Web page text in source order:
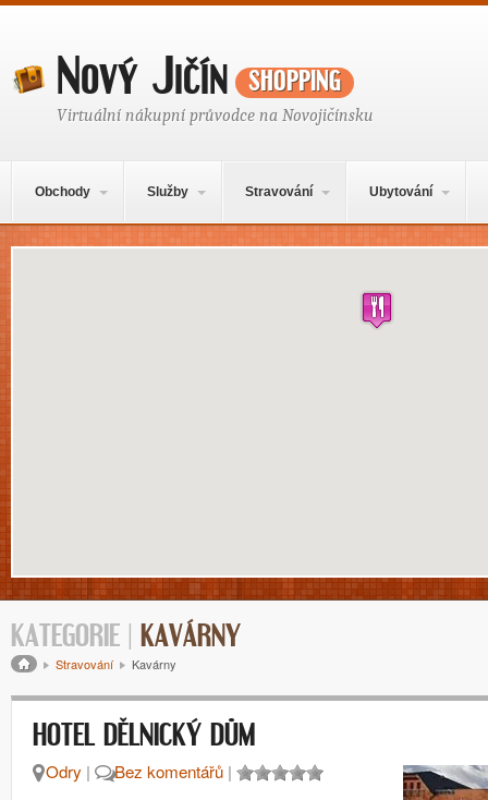
Nový Jičínshopping
Virtuální nákupní průvodce na Novojičínsku
Obchody Služby Stravování Ubytování
Mapa obsahu
KATEGORIE | KAVÁRNY
Drobečková navigace
Stravování Kavárny
HOTEL DĚLNICKÝ DŮM
Odry | Bez komentářů |